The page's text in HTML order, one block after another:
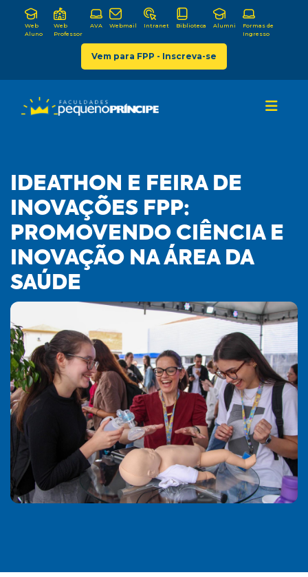
Web
Aluno
Web
Professor
AVA Webmail Intranet Biblioteca Alumni
Formas de
Ingresso
Vem para FPP - Inscreva-se
IDEATHON E FEIRA DE
INOVAÇÕES FPP:
PROMOVENDO CIÊNCIA E
INOVAÇÃO NA ÁREA DA
SAÚDE